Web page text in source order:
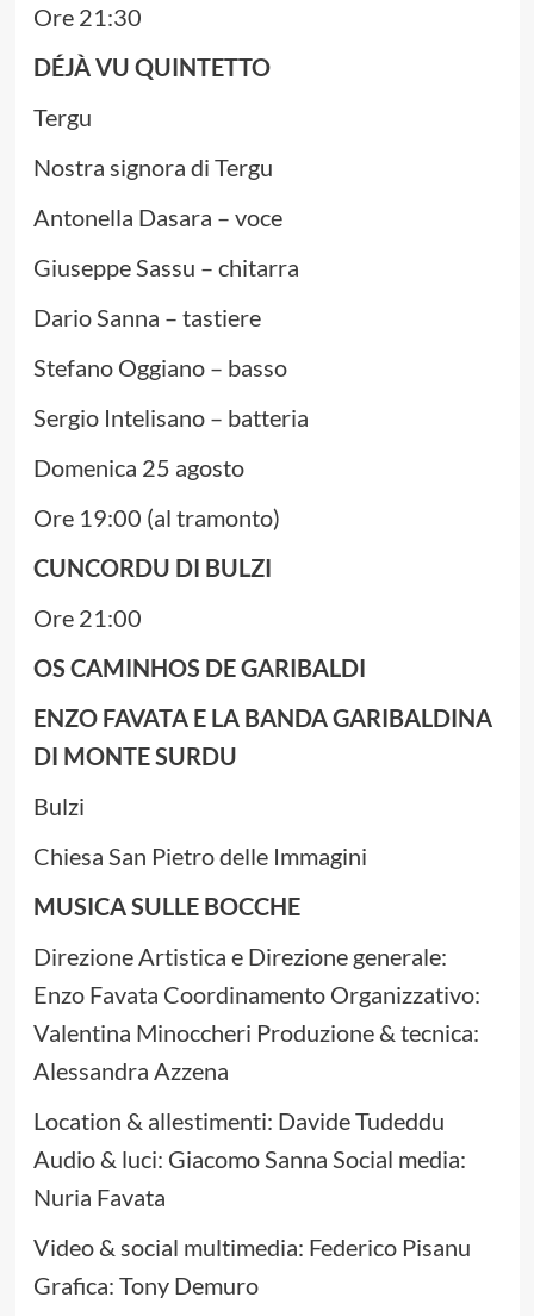
Ore 21:30
DÉJÀ VU QUINTETTO
Tergu
Nostra signora di Tergu
Antonella Dasara – voce
Giuseppe Sassu – chitarra
Dario Sanna – tastiere
Stefano Oggiano – basso
Sergio Intelisano – batteria
Domenica 25 agosto
Ore 19:00 (al tramonto)
CUNCORDU DI BULZI
Ore 21:00
OS CAMINHOS DE GARIBALDI
ENZO FAVATA E LA BANDA GARIBALDINA
DI MONTE SURDU
Bulzi
Chiesa San Pietro delle Immagini
MUSICA SULLE BOCCHE
Direzione Artistica e Direzione generale:
Enzo Favata Coordinamento Organizzativo:
Valentina Minoccheri Produzione & tecnica:
Alessandra Azzena
Location & allestimenti: Davide Tudeddu
Audio & luci: Giacomo Sanna Social media:
Nuria Favata
Video & social multimedia: Federico Pisanu
Grafica: Tony Demuro